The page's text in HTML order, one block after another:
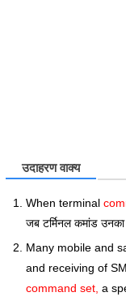
उदाहरण वाक्य
When terminal
जब टर्मिनल कमांड
Many mobile and
and receiving of
command set, a